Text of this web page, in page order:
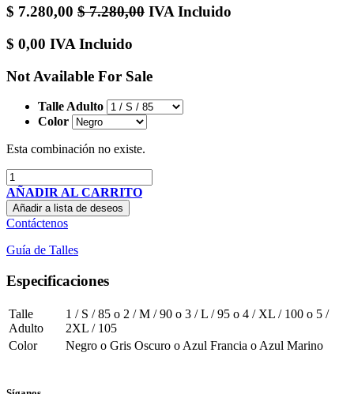
$ 7.280,00 $7.280,00 IVA Incluido
$ 0,00 IVA Incluido
Not Available For Sale
Talle Adulto
Color
Esta combinación no existe.
AÑADIR AL CARRITO
Añadir a lista de deseos
Contáctenos
Guía de Talles
Especificaciones
Talle
Adulto
1 / S / 85 o 2 / M / 90 o 3 / L / 95 o 4 / XL / 100 o 5 /
2XL / 105
Color
Negro o Gris Oscuro o Azul Francia o Azul Marino